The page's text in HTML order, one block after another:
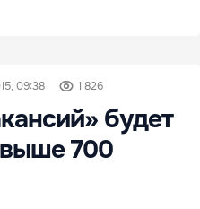
09:38 1 826
будет
700